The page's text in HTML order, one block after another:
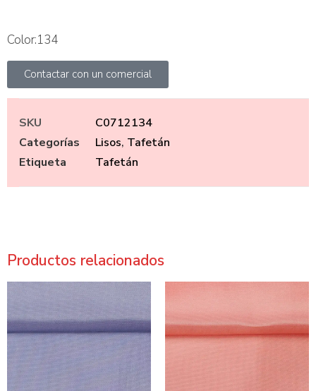
Color:134
Contactar con un comercial
SKU
C0712134
Categorías
Lisos, Tafetán
Etiqueta
Tafetán
Productos relacionados